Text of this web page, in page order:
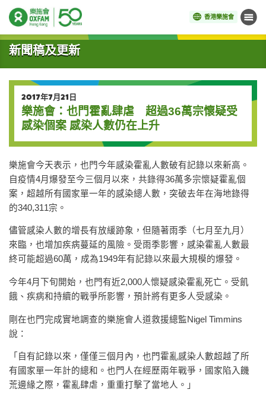
香港樂施會 目錄
開始主要內容
新聞稿及更新
2017年7月21日
樂施會：也門霍亂肆虐 超過36萬宗懷疑受
感染個案 感染人數仍在上升
樂施會今天表示，也門今年感染霍亂人數破有記錄以來新高。
自疫情4月爆發至今三個月以來，共錄得36萬多宗懷疑霍亂個
案，超越所有國家單一年的感染總人數，突破去年在海地錄得
的340,311宗。
儘管感染人數的增長有放緩跡象，但隨著雨季（七月至九月）
來臨，也增加疾病蔓延的風險。受雨季影響，感染霍亂人數最
終可能超過60萬，成為1949年有記錄以來最大規模的爆發。
今年4月下旬開始，也門有近2,000人懷疑感染霍亂死亡。受飢
餓、疾病和持續的戰爭所影響，預計將有更多人受感染。
剛在也門完成實地調查的樂施會人道救援總監Nigel Timmins
說：
「自有記錄以來，僅僅三個月內，也門霍亂感染人數超越了所
有國家單一年計的總和。也門人在經歷兩年戰爭，國家陷入饑
荒邊緣之際，霍亂肆虐，重重打擊了當地人。」